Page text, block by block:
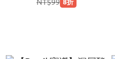
NT$99 8折